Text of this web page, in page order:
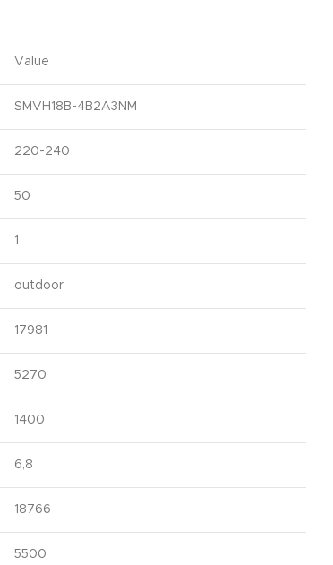
Value
SMVH18B-4B2A3NM
220-240
50
1
outdoor
17981
5270
1400
6,8
18766
5500